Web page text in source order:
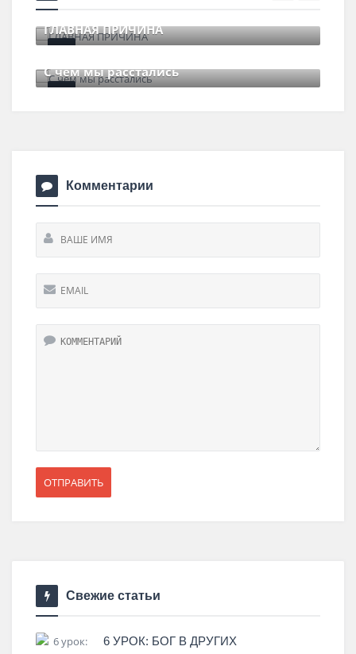
ГЛАВНАЯ ПРИЧИНА
С чем мы расстались
Комментарии
Свежие статьи
6 УРОК: БОГ В ДРУГИХ